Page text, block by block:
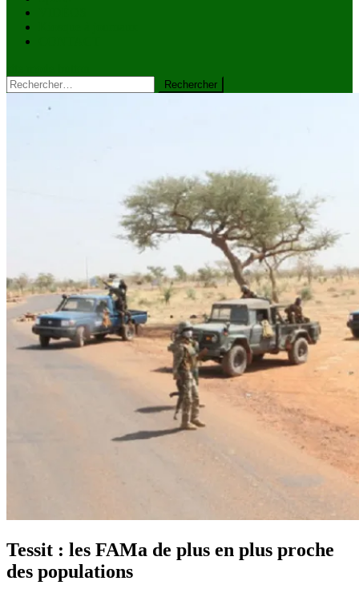
Rechercher :
Tessit : les FAMa de plus en plus proche
des populations